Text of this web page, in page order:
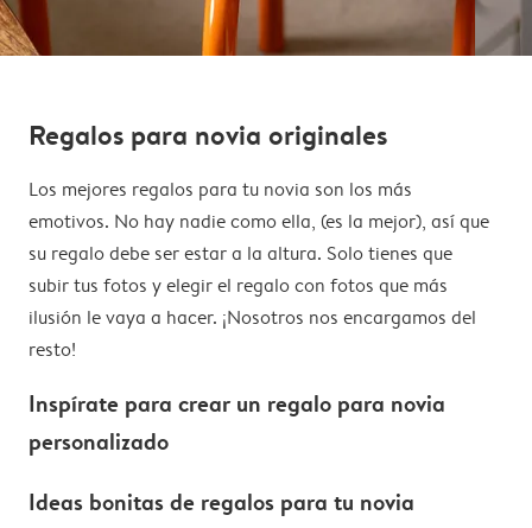
Regalos para novia originales
Los mejores regalos para tu novia son los más
emotivos. No hay nadie como ella, (es la mejor), así que
su regalo debe ser estar a la altura. Solo tienes que
subir tus fotos y elegir el regalo con fotos que más
ilusión le vaya a hacer. ¡Nosotros nos encargamos del
resto!
Inspírate para crear un regalo para novia
personalizado
Ideas bonitas de regalos para tu novia